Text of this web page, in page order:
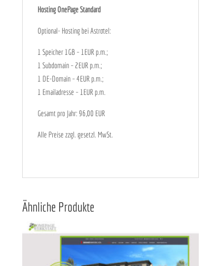
Hosting OnePage Standard
Optional- Hosting bei Astrotel:
1 Speicher 1GB – 1EUR p.m.;
1 Subdomain – 2EUR p.m.;
1 DE-Domain – 4EUR p.m.;
1 Emailadresse – 1EUR p.m.
Gesamt pro Jahr: 96,00 EUR
Alle Preise zzgl. gesetzl. MwSt.
Ähnliche Produkte